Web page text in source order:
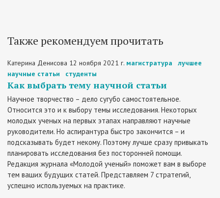
Также рекомендуем прочитать
Катерина Денисова 12 ноября 2021 г. магистратура
лучшее
научные статьи
студенты
Как выбрать тему научной статьи
Научное творчество – дело сугубо самостоятельное.
Относится это и к выбору темы исследования. Некоторых
молодых ученых на первых этапах направляют научные
руководители. Но аспирантура быстро закончится – и
подсказывать будет некому. Поэтому лучше сразу привыкать
планировать исследования без посторонней помощи.
Редакция журнала «Молодой ученый» поможет вам в выборе
тем ваших будущих статей. Представляем 7 стратегий,
успешно используемых на практике.